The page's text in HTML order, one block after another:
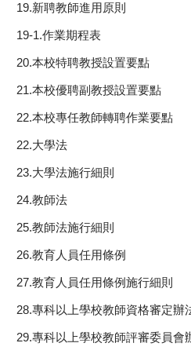
19.新聘教師進用原則
19-1.作業期程表
20.本校特聘教授設置要點
21.本校優聘副教授設置要點
22.本校專任教師轉聘作業要點
22.大學法
23.大學法施行細則
24.教師法
25.教師法施行細則
26.教育人員任用條例
27.教育人員任用條例施行細則
28.專科以上學校教師資格審定辦
29.專科以上學校教師評審委員會